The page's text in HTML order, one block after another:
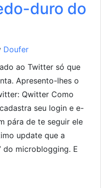
duro do
Doufer
ao Twitter só que
Apresento-lhes o
Qwitter Como
seu login e e-
pára de te seguir ele
update que a
do microblogging. E